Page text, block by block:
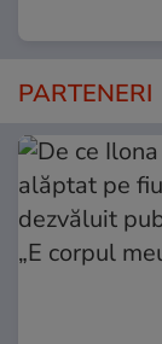
PARTENERI